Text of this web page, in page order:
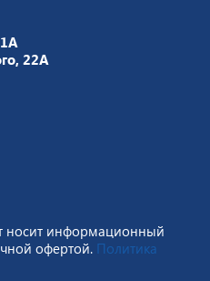
22А
информационный
офертой. Политика